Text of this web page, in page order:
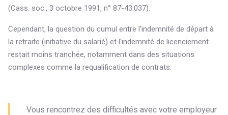
(Cass. soc., 3 octobre 1991, n° 87-43.037).
Cependant, la question du cumul entre l'indemnité de départ à
la retraite (initiative du salarié) et l'indemnité de licenciement
restait moins tranchée, notamment dans des situations
complexes comme la requalification de contrats.
Vous rencontrez des difficultés avec votre employeur